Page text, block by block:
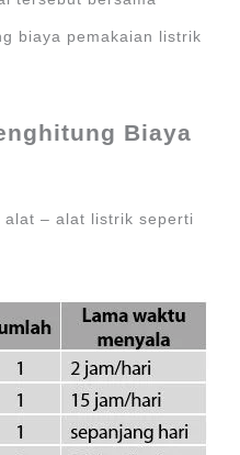
biaya pemakaian listrik
Biaya
alat – alat listrik seperti